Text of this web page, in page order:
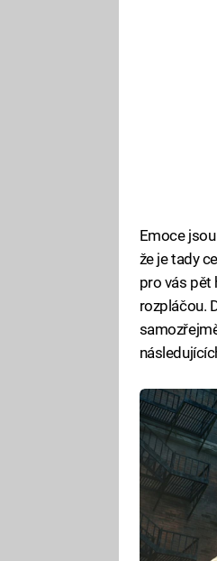
Emoce
že je tady
pro vás pět
rozpláčou.